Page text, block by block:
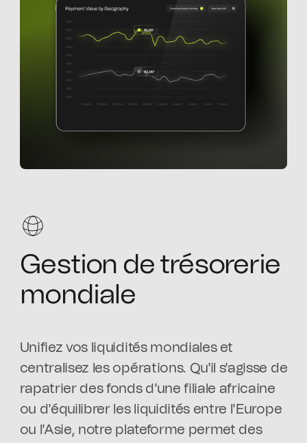
Gestion de trésorerie
mondiale
Unifiez vos liquidités mondiales et
centralisez les opérations. Qu'il s'agisse de
rapatrier des fonds d'une filiale africaine
ou d'équilibrer les liquidités entre l'Europe
ou l'Asie, notre plateforme permet des